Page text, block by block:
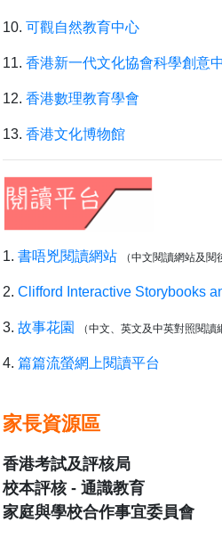
10. 可觀自然教育中心
11. 香港新一代文化協會科學創意
12. 香港數理教育學會
13. 香港文化博物館
1. 書唔兇閱讀網站 （中文閱讀網站及閱
2. Clifford Interactive Storybooks
3. 故事花園 （中文、英文及中英對照閱讀
4. 篇篇流螢網上閱讀平台
家長資源區
香港考試及評核局
校本評核 - 通識教育
家庭與學校合作事宜委員會